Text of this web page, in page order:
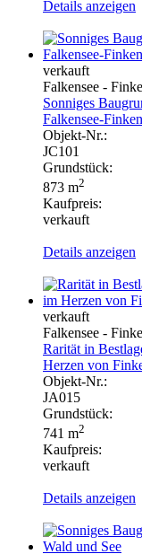
Details anzeigen
verkauft
Falkensee -
Sonniges
Falkensee-
Objekt-Nr.:
JC101
Grundstück:
873 m2
Kaufpreis:
verkauft
Details anzeigen
verkauft
Falkensee -
Rarität in
Herzen von
Objekt-Nr.:
JA015
Grundstück:
741 m2
Kaufpreis:
verkauft
Details anzeigen